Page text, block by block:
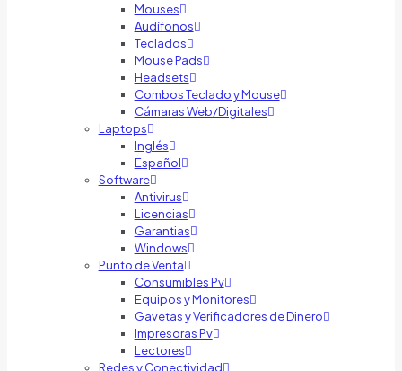
Mouses
Audífonos
Teclados
Mouse Pads
Headsets
Combos Teclado y Mouse
Cámaras Web/Digitales
Laptops
Inglés
Español
Software
Antivirus
Licencias
Garantias
Windows
Punto de Venta
Consumibles Pv
Equipos y Monitores
Gavetas y Verificadores de Dinero
Impresoras Pv
Lectores
Redes y Conectividad